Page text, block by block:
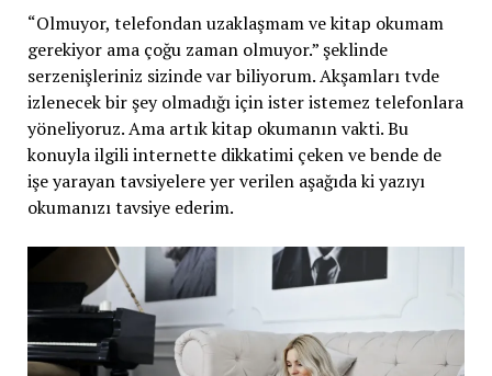
“Olmuyor, telefondan uzaklaşmam ve kitap okumam
gerekiyor ama çoğu zaman olmuyor.” şeklinde
serzenişleriniz sizinde var biliyorum. Akşamları tvde
izlenecek bir şey olmadığı için ister istemez telefonlara
yöneliyoruz. Ama artık kitap okumanın vakti. Bu
konuyla ilgili internette dikkatimi çeken ve bende de
işe yarayan tavsiyelere yer verilen aşağıda ki yazıyı
okumanızı tavsiye ederim.